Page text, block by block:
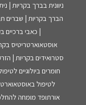
ניוונית בברך בקריות |
הברך בקריות | שברים
| כאבי ברכיים
אוסטאוארטריטיס
סטרואידים בקריות |
חומרים ביולוגיים
לטיפול
אורתופד מומחה